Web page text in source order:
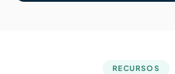
RECURSOS